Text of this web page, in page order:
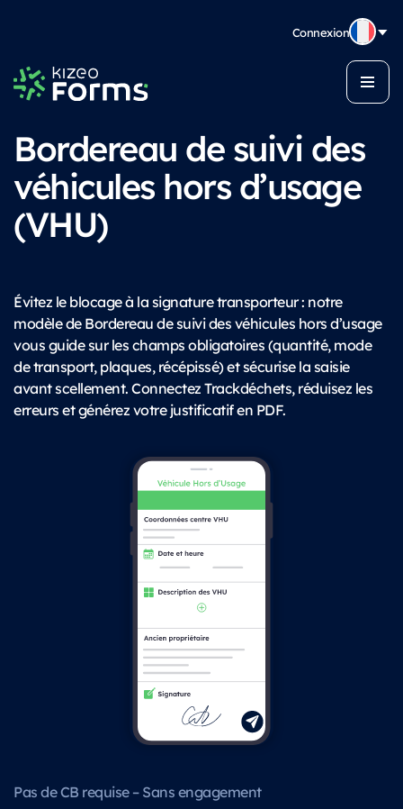
Connexion
Bordereau de suivi des
véhicules hors d’usage
(VHU)
Évitez le blocage à la signature transporteur : notre
modèle de Bordereau de suivi des véhicules hors d’usage
vous guide sur les champs obligatoires (quantité, mode
de transport, plaques, récépissé) et sécurise la saisie
avant scellement. Connectez Trackdéchets, réduisez les
erreurs et générez votre justificatif en PDF.
Pas de CB requise – Sans engagement